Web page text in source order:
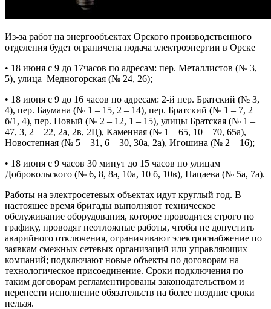
Из-за работ на энергообъектах Орского производственного
отделения будет ограничена подача электроэнергии в Орске
• 18 июня с 9 до 17часов по адресам: пер. Металлистов (№ 3,
5), улица Медногорская (№ 24, 26);
• 18 июня с 9 до 16 часов по адресам: 2-й пер. Братский (№ 3,
4), пер. Баумана (№ 1 – 15, 2 – 14), пер. Братский (№ 1 – 7, 2
б/1, 4), пер. Новый (№ 2 – 12, 1 – 15), улицы Братская (№ 1 –
47, 3, 2 – 22, 2а, 2в, 2Ц), Каменная (№ 1 – 65, 10 – 70, 65а),
Новостепная (№ 5 – 31, 6 – 30, 30а, 2а), Игошина (№ 2 – 16);
• 18 июня с 9 часов 30 минут до 15 часов по улицам
Добровольского (№ 6, 8, 8а, 10а, 10 б, 10в), Пацаева (№ 5а, 7а).
Работы на электросетевых объектах идут круглый год. В
настоящее время бригады выполняют техническое
обслуживание оборудования, которое проводится строго по
графику, проводят неотложные работы, чтобы не допустить
аварийного отключения, ограничивают электроснабжение по
заявкам смежных сетевых организаций или управляющих
компаний; подключают новые объекты по договорам на
технологическое присоединение. Сроки подключения по
таким договорам регламентированы законодательством и
перенести исполнение обязательств на более поздние сроки
нельзя.